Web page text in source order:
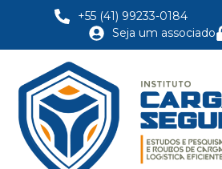
+55 (41) 99233-0184
Seja um associado